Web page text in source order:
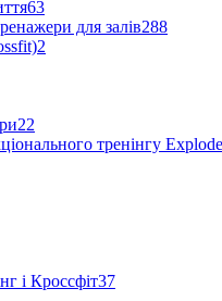
63
для залів288
2
22
тренінгу Explode
і Кроссфіт37